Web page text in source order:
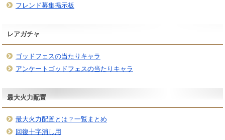
フレンド募集掲示板
レアガチャ
ゴッドフェスの当たりキャラ
アンケートゴッドフェスの当たりキャラ
最大火力配置
最大火力配置とは？一覧まとめ
回復十字消し用